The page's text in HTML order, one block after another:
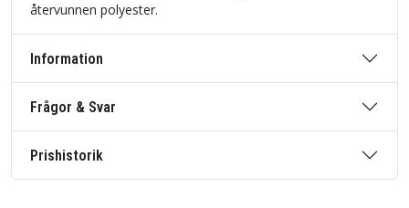
återvunnen polyester.
Information
Frågor & Svar
Prishistorik